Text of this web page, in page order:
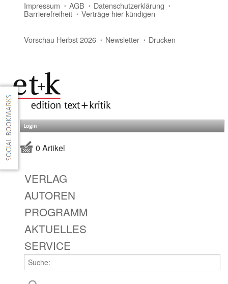
Impressum AGB Datenschutzerklärung
Barrierefreiheit Verträge hier kündigen
Vorschau Herbst 2026 Newsletter Drucken
Login
0 Artikel
VERLAG
AUTOREN
PROGRAMM
AKTUELLES
SERVICE